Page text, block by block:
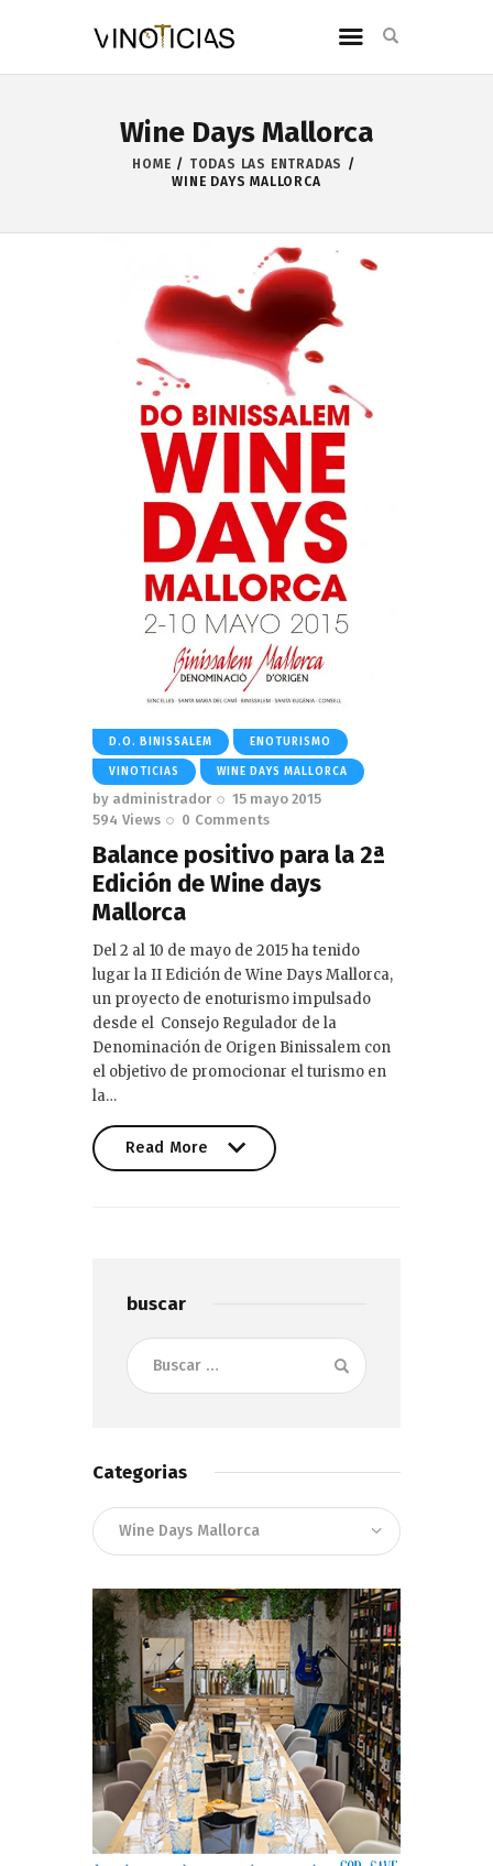
Wine Days Mallorca
HOME
TODAS LAS ENTRADAS
WINE DAYS MALLORCA
D.O. BINISSALEM ENOTURISMO
VINOTICIAS WINE DAYS MALLORCA
by administrador
15 mayo 2015
594 Views 0 Comments
Balance positivo para la 2ª
Edición de Wine days
Mallorca
Del 2 al 10 de mayo de 2015 ha tenido
lugar la II Edición de Wine Days Mallorca,
un proyecto de enoturismo impulsado
desde el Consejo Regulador de la
Denominación de Origen Binissalem con
el objetivo de promocionar el turismo en
la…
Read More
buscar
Buscar:
Categorias
Categorias